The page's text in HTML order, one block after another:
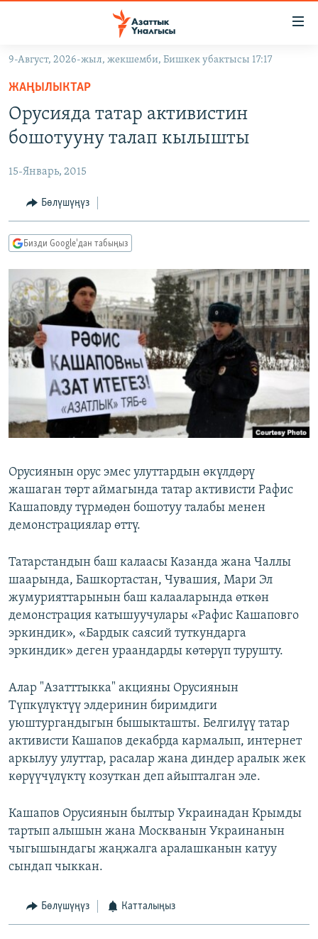
Навигацияга
өтүңүз
Издөөгө
салыңызКЫРГЫЗСТАН
ЭКОНОМИКА
МАДАНИЯТ
ДҮЙНӨ
БОРБОР АЗИЯ
УКРАИНА
АТАЙЫН ИЛИКТӨӨ
ТВ ПРОГРАММАЛАР
ЭКСПЕРТТЕР ТАЛДАЙТ
БИЗ ЖАНА ДҮЙНӨ
ДАНИСТЕ
ЭЖЕ-СИҢДИЛЕР
АЗАТТЫК+
ЫҢГАЙСЫЗ СУРООЛОР
ӨЗГӨЧӨ ПИКИР
Русский
ОНЛАЙН ШЕРИНЕ
ЭЕ/АРнун бардык сайттары
9-Август, 2026-жыл, жекшемби, Бишкек убактысы 17:17
ЖАҢЫЛЫКТАР
Орусияда татар активистин
бошотууну талап кылышты
15-Январь, 2015
Бөлүшүңүз
Бизди Google'дан табыңыз
Орусиянын орус эмес улуттардын өкүлдөрү
жашаган төрт аймагында татар активисти Рафис
Кашаповду түрмөдөн бошотуу талабы менен
демонстрациялар өттү.
Татарстандын баш калаасы Казанда жана Чаллы
шаарында, Башкортастан, Чувашия, Мари Эл
жумурияттарынын баш калааларында өткөн
демонстрация катышуучулары «Рафис Кашаповго
эркиндик», «Бардык саясий туткундарга
эркиндик» деген ураандарды көтөрүп турушту.
Алар "Азатттыкка" акцияны Орусиянын
Түпкүлүктүү элдеринин биримдиги
уюштургандыгын бышыкташты. Белгилүү татар
активисти Кашапов декабрда кармалып, интернет
аркылуу улуттар, расалар жана диндер аралык жек
көрүүчүлүктү козуткан деп айыпталган эле.
Кашапов Орусиянын былтыр Украинадан Крымды
тартып алышын жана Москванын Украинанын
чыгышындагы жаңжалга аралашканын катуу
сындап чыккан.
Бөлүшүңүз Катталыңыз